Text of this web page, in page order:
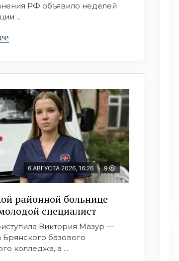
РФ объявило неделей
...
6 АВГУСТА 2026, 16:26 9
районной больнице
специалист
Виктория Мазур —
Брянского базового
колледжа, а ...